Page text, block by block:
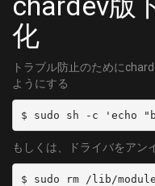
化
トラブル防止のために
ようにする
$ sudo sh -c 'echo
もしくは、ドライバをアン
$ sudo rm /lib/